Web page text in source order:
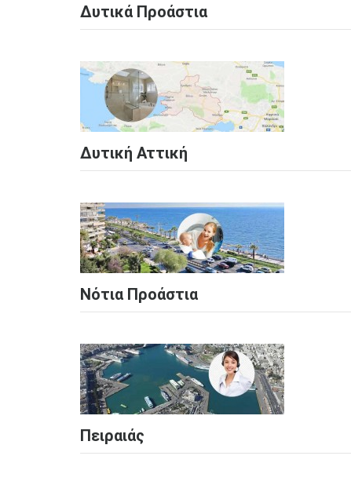
Δυτικά Προάστια
Δυτική Αττική
Νότια Προάστια
Πειραιάς